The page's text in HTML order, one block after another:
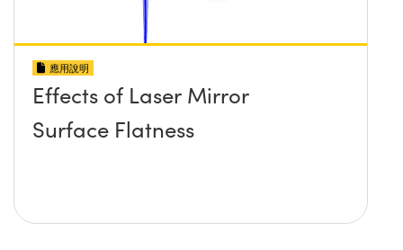
應用說明
Effects of Laser Mirror
Surface Flatness